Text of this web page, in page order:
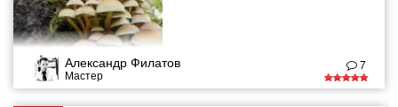
Александр Филатов
Мастер
7